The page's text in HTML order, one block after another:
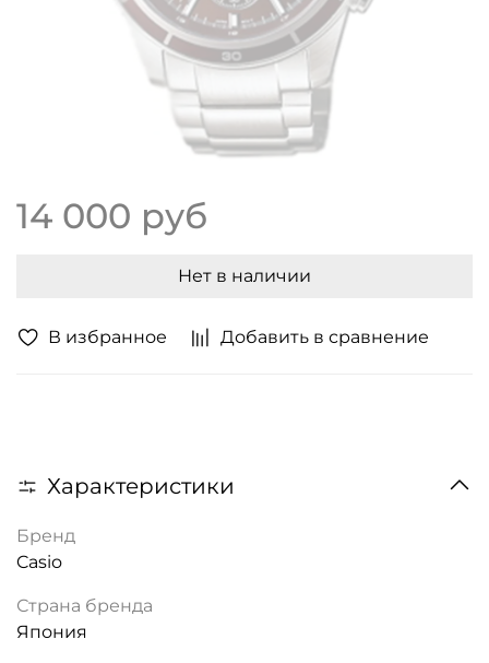
В избранное Добавить в сравнение
14 000 руб
Нет в наличии
Характеристики
Бренд
Casio
Страна бренда
Япония